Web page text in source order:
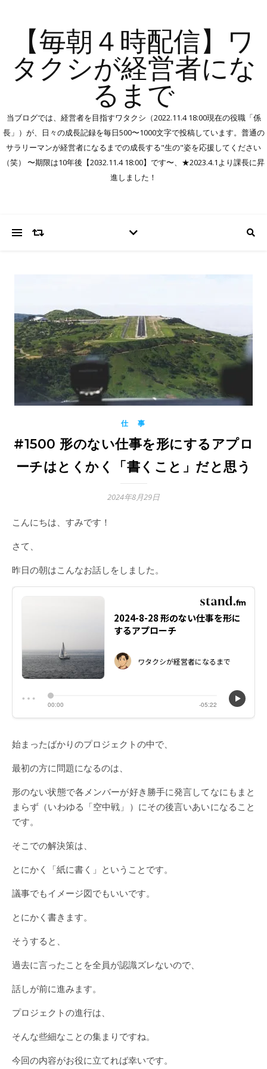
【毎朝４時配信】ワ
タクシが経営者にな
るまで
当ブログでは、経営者を目指すワタクシ（2022.11.4 18:00現在の役職「係
長」）が、日々の成長記録を毎日500〜1000文字で投稿しています。普通の
サラリーマンが経営者になるまでの成長する"生の"姿を応援してください
（笑） 〜期限は10年後【2032.11.4 18:00】です〜、★2023.4.1より課長に昇
進しました！
仕 事
#1500 形のない仕事を形にするアプロ
ーチはとくかく「書くこと」だと思う
2024年8月29日
こんにちは、すみです！
さて、
昨日の朝はこんなお話しをしました。
始まったばかりのプロジェクトの中で、
最初の方に問題になるのは、
形のない状態で各メンバーが好き勝手に発言してなにもまと
まらず（いわゆる「空中戦」）にその後言いあいになること
です。
そこでの解決策は、
とにかく「紙に書く」ということです。
議事でもイメージ図でもいいです。
とにかく書きます。
そうすると、
過去に言ったことを全員が認識ズレないので、
話しが前に進みます。
プロジェクトの進行は、
そんな些細なことの集まりですね。
今回の内容がお役に立てれば幸いです。